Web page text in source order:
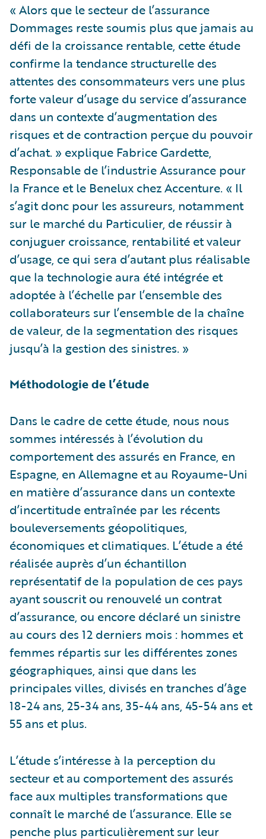
« Alors que le secteur de l’assurance
Dommages reste soumis plus que jamais au
défi de la croissance rentable, cette étude
confirme la tendance structurelle des
attentes des consommateurs vers une plus
forte valeur d’usage du service d’assurance
dans un contexte d’augmentation des
risques et de contraction perçue du pouvoir
d’achat. » explique Fabrice Gardette,
Responsable de l’industrie Assurance pour
la France et le Benelux chez Accenture. « Il
s’agit donc pour les assureurs, notamment
sur le marché du Particulier, de réussir à
conjuguer croissance, rentabilité et valeur
d’usage, ce qui sera d’autant plus réalisable
que la technologie aura été intégrée et
adoptée à l’échelle par l’ensemble des
collaborateurs sur l’ensemble de la chaîne
de valeur, de la segmentation des risques
jusqu’à la gestion des sinistres. »
Méthodologie de l’étude
Dans le cadre de cette étude, nous nous
sommes intéressés à l’évolution du
comportement des assurés en France, en
Espagne, en Allemagne et au Royaume-Uni
en matière d’assurance dans un contexte
d’incertitude entraînée par les récents
bouleversements géopolitiques,
économiques et climatiques. L’étude a été
réalisée auprès d’un échantillon
représentatif de la population de ces pays
ayant souscrit ou renouvelé un contrat
d’assurance, ou encore déclaré un sinistre
au cours des 12 derniers mois : hommes et
femmes répartis sur les différentes zones
géographiques, ainsi que dans les
principales villes, divisés en tranches d’âge
18-24 ans, 25-34 ans, 35-44 ans, 45-54 ans et
55 ans et plus.
L’étude s’intéresse à la perception du
secteur et au comportement des assurés
face aux multiples transformations que
connaît le marché de l’assurance. Elle se
penche plus particulièrement sur leur